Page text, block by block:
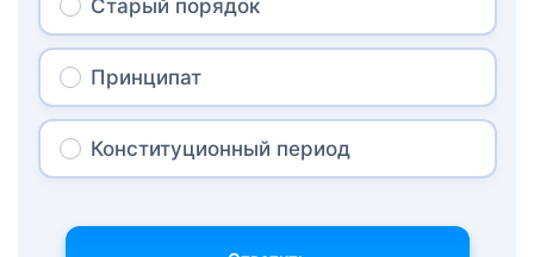
Старый порядок
Принципат
Конституционный период